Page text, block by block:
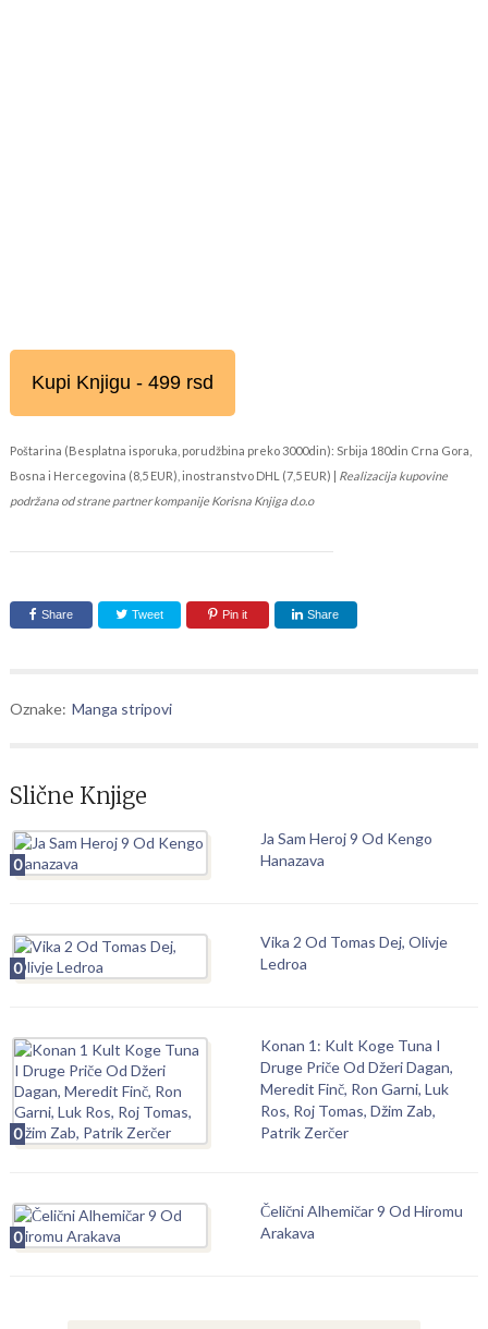
Kupi Knjigu - 499 rsd
Poštarina (Besplatna isporuka, porudžbina preko 3000din): Srbija 180din Crna Gora,
Bosna i Hercegovina (8,5 EUR), inostranstvo DHL (7,5 EUR) | Realizacija kupovine
podržana od strane partner kompanije Korisna Knjiga d.o.o
Share Tweet Pin it Share
Oznake: Manga stripovi
Slične Knjige
0
Ja Sam Heroj 9 Od Kengo
Hanazava
0
Vika 2 Od Tomas Dej, Olivje
Ledroa
0
Konan 1: Kult Koge Tuna I
Druge Priče Od Džeri Dagan,
Meredit Finč, Ron Garni, Luk
Ros, Roj Tomas, Džim Zab,
Patrik Zerčer
0
Čelični Alhemičar 9 Od Hiromu
Arakava